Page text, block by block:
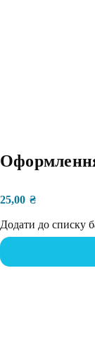
25,00 ₴
Додати до списку